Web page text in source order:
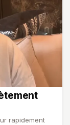
rapidement